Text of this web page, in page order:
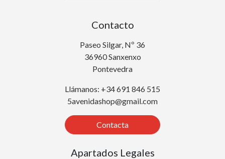
Contacto
Paseo Silgar, Nº 36
36960 Sanxenxo
Pontevedra
Llámanos: +34 691 846 515
5avenidashop@gmail.com
Contacta
Apartados Legales